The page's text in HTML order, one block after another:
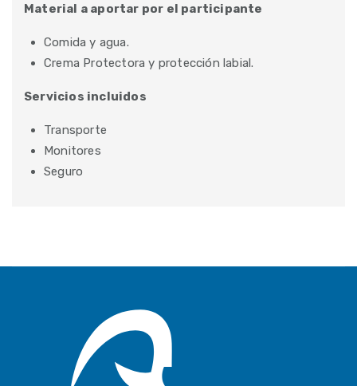
Material a aportar por el participante
Comida y agua.
Crema Protectora y protección labial.
Servicios incluidos
Transporte
Monitores
Seguro